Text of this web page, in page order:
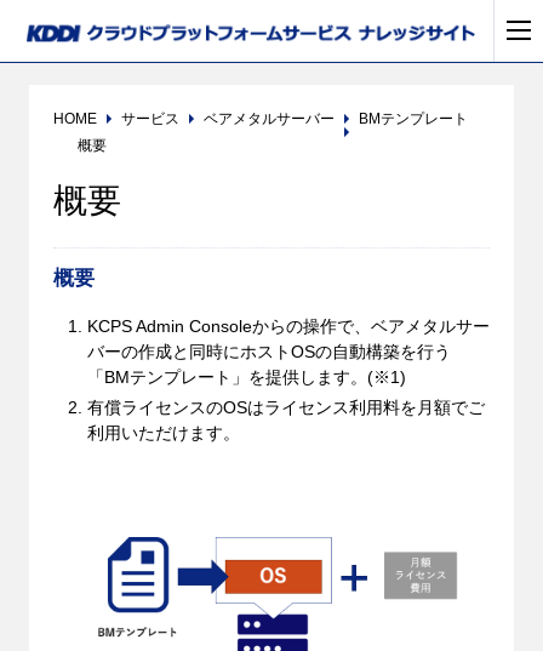
HOME サービス ベアメタルサーバー
BMテンプレート
概要
概要
概要
KCPS Admin Consoleからの操作で、ベアメタルサー
バーの作成と同時にホストOSの自動構築を行う
「BMテンプレート」を提供します。(※1)
有償ライセンスのOSはライセンス利用料を月額でご
利用いただけます。